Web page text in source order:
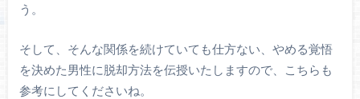
う。
そして、そんな関係を続けていても仕方ない、やめる覚悟
を決めた男性に脱却方法を伝授いたしますので、こちらも
参考にしてくださいね。